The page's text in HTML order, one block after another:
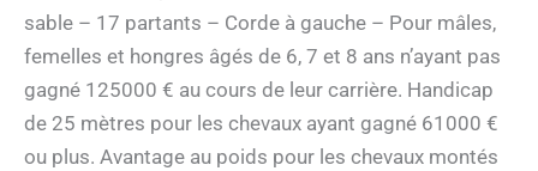
sable – 17 partants – Corde à gauche – Pour mâles,
femelles et hongres âgés de 6, 7 et 8 ans n’ayant pas
gagné 125000 € au cours de leur carrière. Handicap
de 25 mètres pour les chevaux ayant gagné 61000 €
ou plus. Avantage au poids pour les chevaux montés